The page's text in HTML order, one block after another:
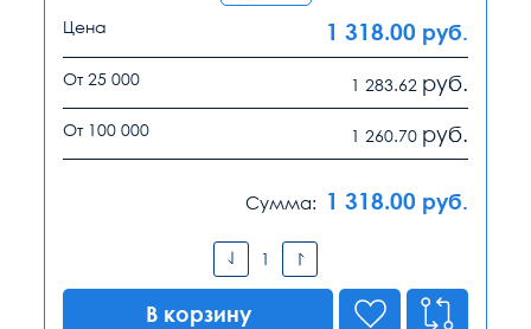
Цена 1 318.00 руб.
От 25 000 1 283.62 руб.
От 100 000 1 260.70 руб.
Сумма: 1 318.00 руб.
В корзину